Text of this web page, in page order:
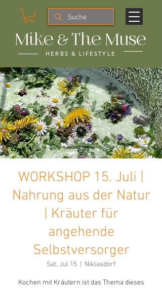
Mike & The Muse
HERBS & LIFESTYLE
WORKSHOP 15. Juli |
Nahrung aus der Natur
| Kräuter für
angehende
Selbstversorger
Sat, Jul 15 Niklasdorf
Kochen mit Kräutern ist das Thema dieses